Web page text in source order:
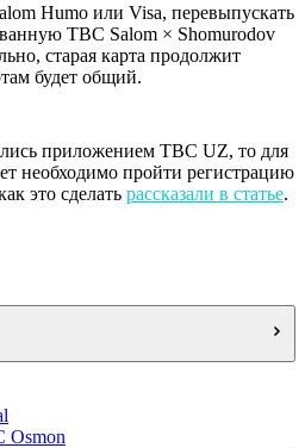
Humo или Visa, перевыпускать
TBC Salom × Shomurodov
старая карта продолжит
будет общий.
приложением TBC UZ, то для
необходимо пройти регистрацию
это сделать рассказали в статье.
Osmon